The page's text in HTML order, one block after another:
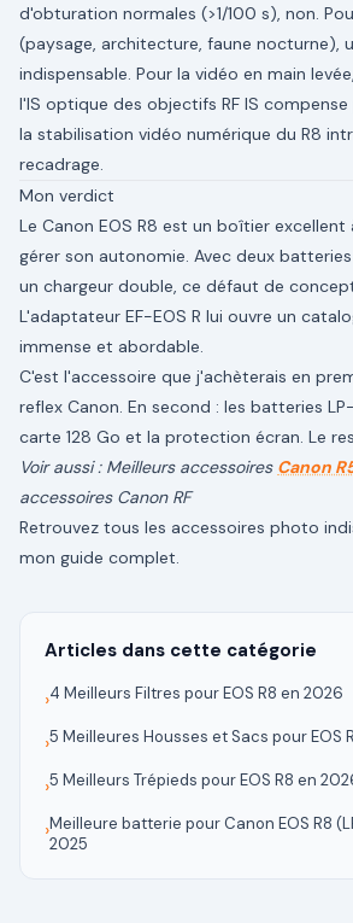
d'obturation normales (>1/100 s), non.
(paysage, architecture, faune nocturne),
indispensable. Pour la vidéo en main
l'IS optique des objectifs RF IS
la stabilisation vidéo numérique du R8
recadrage.
Mon verdict
Le Canon EOS R8 est un boîtier
gérer son autonomie. Avec deux
un chargeur double, ce défaut de
L'adaptateur EF-EOS R lui ouvre un
immense et abordable.
C'est l'accessoire que j'achèterais en
reflex Canon. En second : les batteries
carte 128 Go et la protection écran. Le
Voir aussi : Meilleurs accessoires Canon
accessoires Canon RF
Retrouvez tous les accessoires photo
mon guide complet.
Articles dans cette catégorie
›4 Meilleurs Filtres pour EOS R8 en 2026
›5 Meilleures Housses et Sacs pour EOS
›5 Meilleurs Trépieds pour EOS R8 en
›Meilleure batterie pour Canon EOS R8
2025